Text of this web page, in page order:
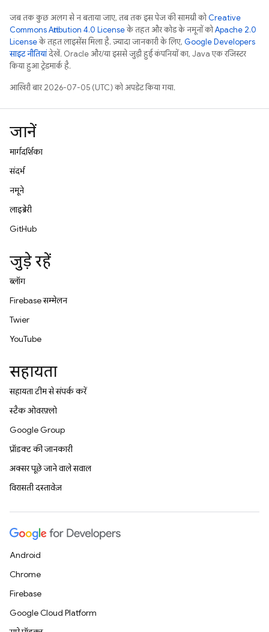
जब तक कुछ अलग से न बताया जाए, तब तक इस पेज की सामग्री कोCreative
Commons Attribution 4.0 Licenseके तहत और कोड के नमूनों कोApache 2.0
Licenseके तहत लाइसेंस मिला है. ज़्यादा जानकारी के लिए, Google Developers
साइट नीतियांदेखें. Oracle और/या इससे जुड़ी हुई कंपनियों का, Java एक रजिस्टर
किया हुआ ट्रेडमार्क है.
आखिरी बार 2026-07-05 (UTC) को अपडेट किया गया.
जानें
मार्गदर्शिका
संदर्भ
नमूने
लाइब्रेरी
GitHub
जुड़े रहें
ब्लॉग
Firebase सम्मेलन
Twitter
YouTube
सहायता
सहायता टीम से संपर्क करें
स्टैक ओवरफ़्लो
Google Group
प्रॉडक्ट की जानकारी
अक्सर पूछे जाने वाले सवाल
विरासती दस्तावेज़
Android
Chrome
Firebase
Google Cloud Platform